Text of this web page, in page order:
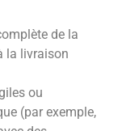
de la
la livraison
ou
(par exemple,